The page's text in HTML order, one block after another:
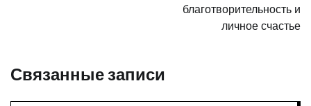
благотворительность и
личное счастье
Связанные записи